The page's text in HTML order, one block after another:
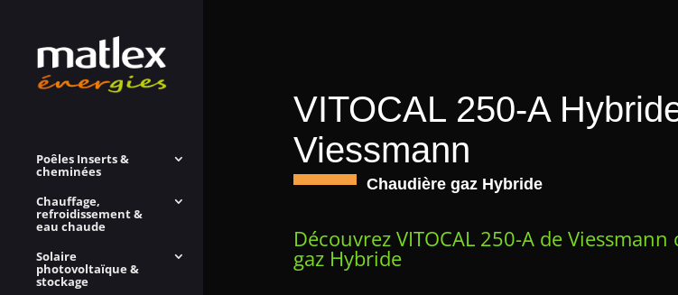
Poêles Inserts &
cheminées
Chauffage,
refroidissement &
eau chaude
Solaire
photovoltaïque &
stockage
VITOCAL 250-A
Viessmann
Chaudière gaz Hybride
Découvrez VITOCAL 250-A de
gaz Hybride